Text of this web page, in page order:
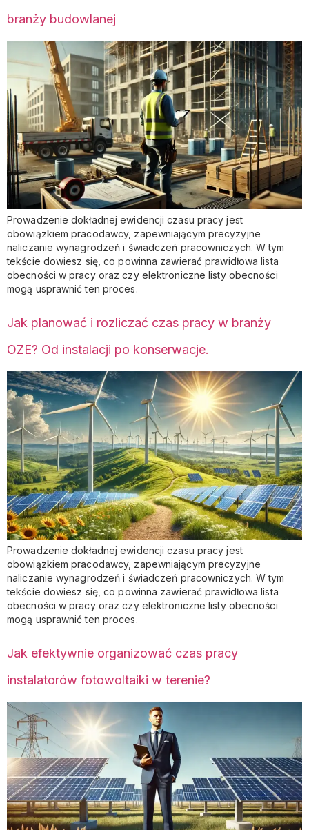
branży budowlanej
Prowadzenie dokładnej ewidencji czasu pracy jest
obowiązkiem pracodawcy, zapewniającym precyzyjne
naliczanie wynagrodzeń i świadczeń pracowniczych. W tym
tekście dowiesz się, co powinna zawierać prawidłowa lista
obecności w pracy oraz czy elektroniczne listy obecności
mogą usprawnić ten proces.
Jak planować i rozliczać czas pracy w branży
OZE? Od instalacji po konserwacje.
Prowadzenie dokładnej ewidencji czasu pracy jest
obowiązkiem pracodawcy, zapewniającym precyzyjne
naliczanie wynagrodzeń i świadczeń pracowniczych. W tym
tekście dowiesz się, co powinna zawierać prawidłowa lista
obecności w pracy oraz czy elektroniczne listy obecności
mogą usprawnić ten proces.
Jak efektywnie organizować czas pracy
instalatorów fotowoltaiki w terenie?